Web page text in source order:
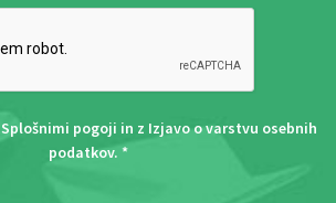
Splošnimi pogoji in z Izjavo o varstvu osebnih
podatkov. *